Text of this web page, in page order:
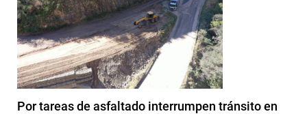
Por tareas de asfaltado interrumpen tránsito en